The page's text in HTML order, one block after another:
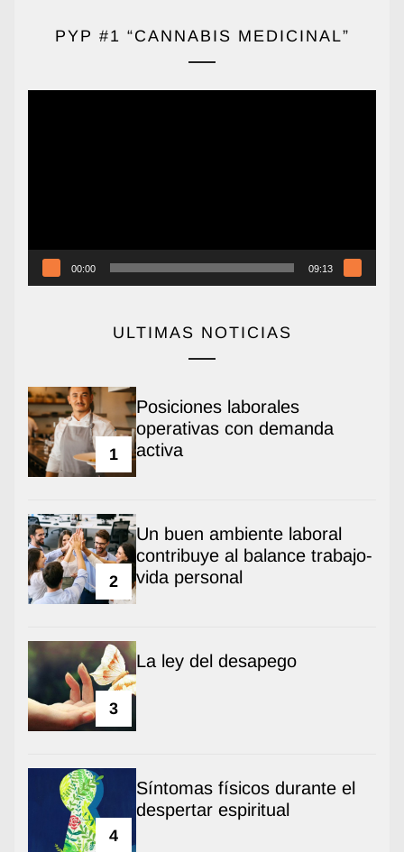
PYP #1 “CANNABIS MEDICINAL”
00:00 09:13
ULTIMAS NOTICIAS
1
Posiciones laborales
operativas con demanda
activa
2
Un buen ambiente laboral
contribuye al balance trabajo-
vida personal
3
La ley del desapego
4
Síntomas físicos durante el
despertar espiritual